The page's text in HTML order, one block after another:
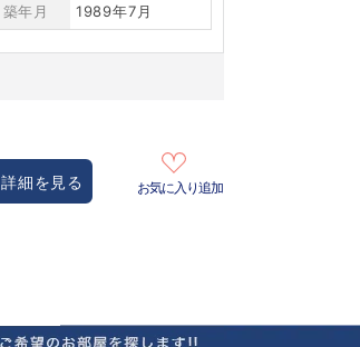
築年月 1989年7月
詳細を見る お気に入り追加